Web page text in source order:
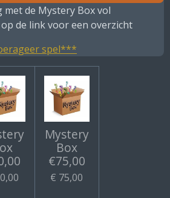
de Mystery Box vol
de link voor een overzicht
spel***
Mystery
Box
€75,00
€ 75,00